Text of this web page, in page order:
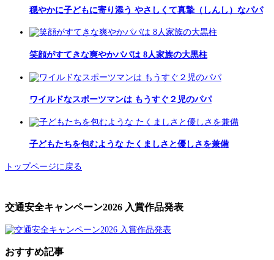
穏やかに子どもに寄り添う やさしくて真摯（しんし）なパパ
笑顔がすてきな爽やかパパは 8人家族の大黒柱
ワイルドなスポーツマンは もうすぐ２児のパパ
子どもたちを包むような たくましさと優しさを兼備
トップページに戻る
交通安全キャンペーン2026 入賞作品発表
おすすめ記事